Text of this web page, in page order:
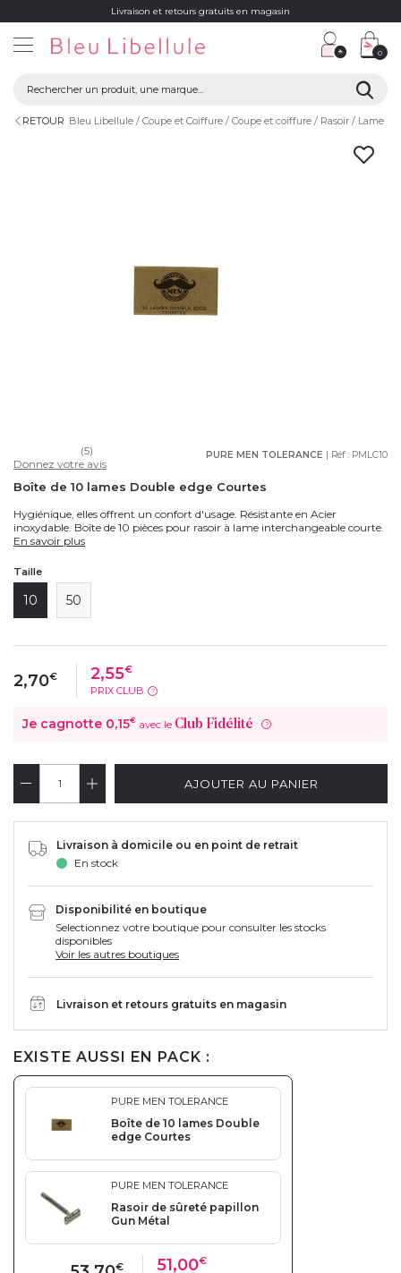
Livraison et retours gratuits en magasin
0
RETOUR Bleu Libellule Coupe et Coiffure Coupe et coiffure Rasoir Lame
PURE MEN TOLERANCE | Réf : PMLC10
(5)
Donnez votre avis
Boîte de 10 lames Double edge Courtes
Hygiénique, elles offrent un confort d'usage. Résistante en Acier
inoxydable. Boîte de 10 pièces pour rasoir à lame interchangeable courte.
En savoir plus
Taille
10 50
2,70€ 2,55€
PRIX CLUB ?
Je cagnotte 0,15€ avec le Club Fidélité ?
AJOUTER AU PANIER
Livraison à domicile ou en point de retrait
En stock
Disponibilité en boutique
Selectionnez votre boutique pour consulter les stocks
disponibles
Voir les autres boutiques
Livraison et retours gratuits en magasin
EXISTE AUSSI EN PACK :
PURE MEN TOLERANCE
Boîte de 10 lames Double
edge Courtes
PURE MEN TOLERANCE
Rasoir de sûreté papillon
Gun Métal
€ 51,00€